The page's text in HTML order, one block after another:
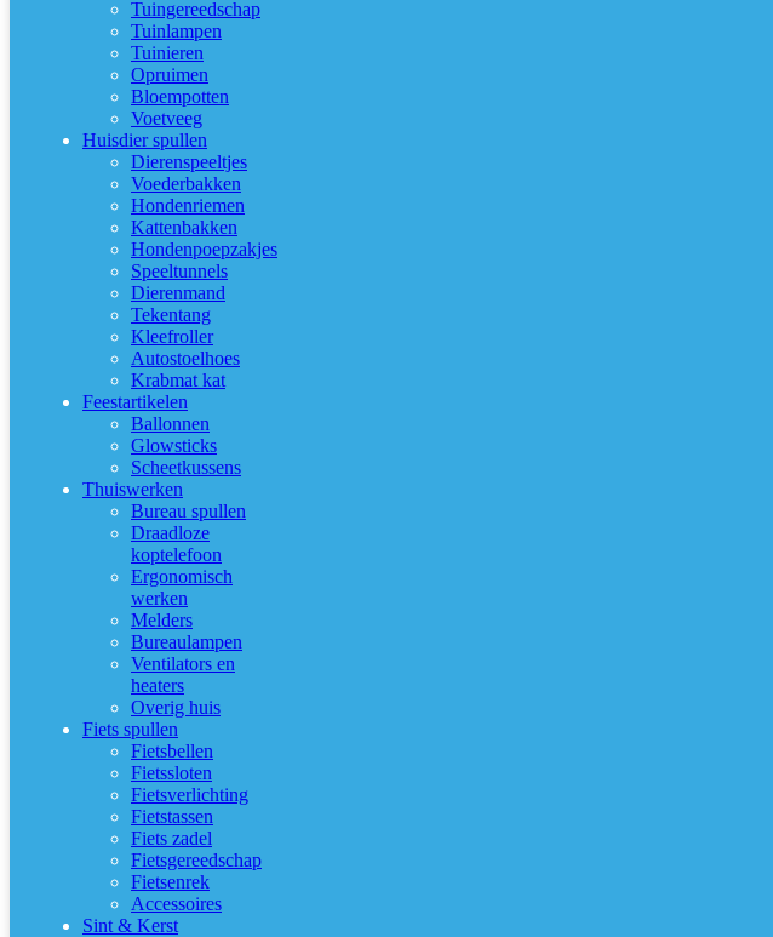
Tuingereedschap
Tuinlampen
Tuinieren
Opruimen
Bloempotten
Voetveeg
Huisdier spullen
Dierenspeeltjes
Voederbakken
Hondenriemen
Kattenbakken
Hondenpoepzakjes
Speeltunnels
Dierenmand
Tekentang
Kleefroller
Autostoelhoes
Krabmat kat
Feestartikelen
Ballonnen
Glowsticks
Scheetkussens
Thuiswerken
Bureau spullen
Draadloze
koptelefoon
Ergonomisch
werken
Melders
Bureaulampen
Ventilators en
heaters
Overig huis
Fiets spullen
Fietsbellen
Fietssloten
Fietsverlichting
Fietstassen
Fiets zadel
Fietsgereedschap
Fietsenrek
Accessoires
Sint & Kerst